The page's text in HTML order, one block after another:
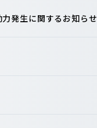
発生に関するお知らせ